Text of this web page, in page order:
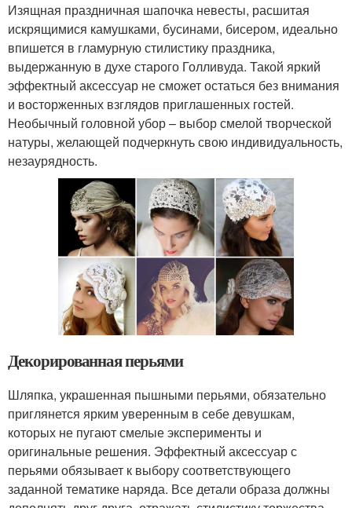
Изящная праздничная шапочка невесты, расшитая
искрящимися камушками, бусинами, бисером, идеально
впишется в гламурную стилистику праздника,
выдержанную в духе старого Голливуда. Такой яркий
эффектный аксессуар не сможет остаться без внимания
и восторженных взглядов приглашенных гостей.
Необычный головной убор – выбор смелой творческой
натуры, желающей подчеркнуть свою индивидуальность,
незаурядность.
Декорированная перьями
Шляпка, украшенная пышными перьями, обязательно
приглянется ярким уверенным в себе девушкам,
которых не пугают смелые эксперименты и
оригинальные решения. Эффектный аксессуар с
перьями обязывает к выбору соответствующего
заданной тематике наряда. Все детали образа должны